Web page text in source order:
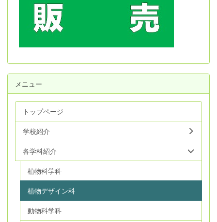
メニュー
トップページ
学校紹介
各学科紹介
植物科学科
植物デザイン科
動物科学科